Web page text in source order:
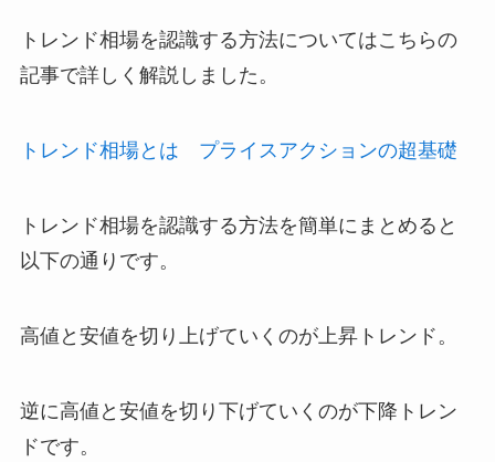
トレンド相場を認識する方法についてはこちらの
記事で詳しく解説しました。
トレンド相場とは プライスアクションの超基礎
トレンド相場を認識する方法を簡単にまとめると
以下の通りです。
高値と安値を切り上げていくのが上昇トレンド。
逆に高値と安値を切り下げていくのが下降トレン
ドです。